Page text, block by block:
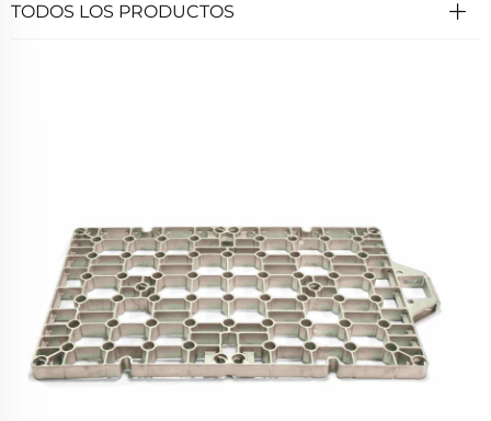
TODOS LOS PRODUCTOS